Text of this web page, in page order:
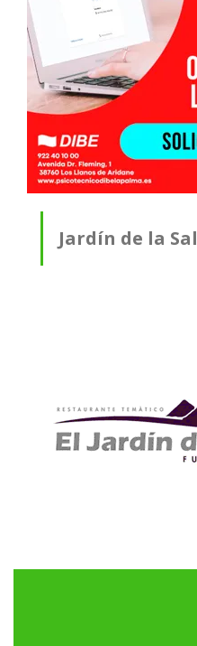
Jardín de la Sal